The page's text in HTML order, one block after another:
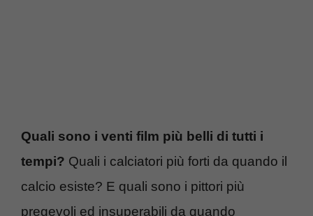
Quali sono i venti film più belli di tutti i
tempi? Quali i calciatori più forti da quando il
calcio esiste? E quali sono i pittori più
pregevoli ed insuperabili da quando